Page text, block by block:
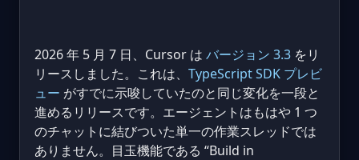
2026 年 5 月 7 日、Cursor は バージョン 3.3 をリ
リースしました。これは、 TypeScript SDK プレビ
ュー がすでに示唆していたのと同じ変化を一段と
進めるリリースです。エージェントはもはや 1 つ
のチャットに結びついた単一の作業スレッドでは
ありません。目玉機能である “Build in